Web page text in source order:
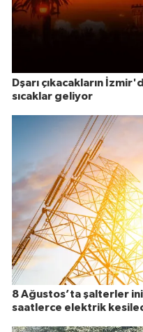
Dşarı çıkacakların
sıcaklar geliyor
8 Ağustos’ta şalterler
saatlerce elektrik